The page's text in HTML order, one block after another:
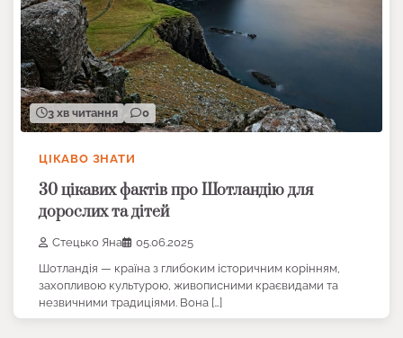
3 хв читання 0
ЦІКАВО ЗНАТИ
30 цікавих фактів про Шотландію для
дорослих та дітей
Стецько Яна
05.06.2025
Шотландія — країна з глибоким історичним корінням,
захопливою культурою, живописними краєвидами та
незвичними традиціями. Вона […]